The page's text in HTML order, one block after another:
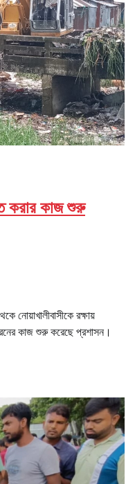
করার কাজ শুরু
নোয়াখালীবাসীকে রক্ষায়
কাজ শুরু করেছে প্রশাসন।